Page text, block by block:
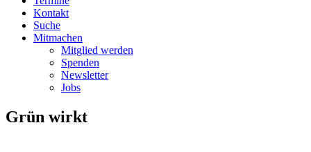
Kontakt
Suche
Mitmachen
Mitglied werden
Spenden
Newsletter
Jobs
Grün wirkt